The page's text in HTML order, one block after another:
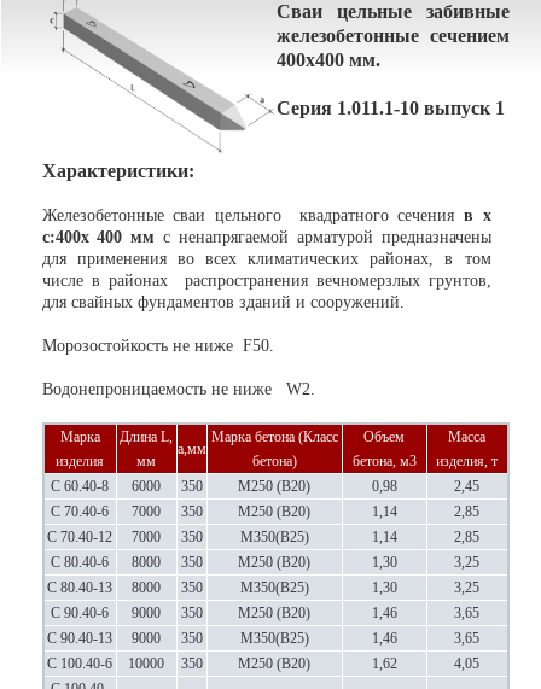
Сваи цельные забивные
железобетонные сечением
400х400 мм.
Серия 1.011.1-10 выпуск 1
Характеристики:
Железобетонные сваи цельного квадратного сеченияв х
с:400х 400 ммс ненапрягаемой арматурой предназначены
для применения во всех климатических районах, в том
числе в районах распространения вечномерзлых грунтов,
для свайных фундаментов зданий и сооружений.
Морозостойкость не ниже F50.
Водонепроницаемость не ниже W2.
Марка
изделия
Длина L,
мм
a,мм
Марка бетона (Класс
бетона)
Объем
бетона, м3
Масса
изделия, т
С 60.40-8
6000 350 М250 (В20) 0,98
2,45
С 70.40-6
7000 350 М250 (В20) 1,14
2,85
С 70.40-12
7000 350 М350(В25) 1,14
2,85
С 80.40-6
8000 350 М250 (В20) 1,30
3,25
С 80.40-13
8000 350 М350(В25) 1,30
3,25
С 90.40-6
9000 350 М250 (В20) 1,46
3,65
С 90.40-13
9000 350 М350(В25) 1,46
3,65
С 100.40-6
10000 350 М250 (В20) 1,62
4,05